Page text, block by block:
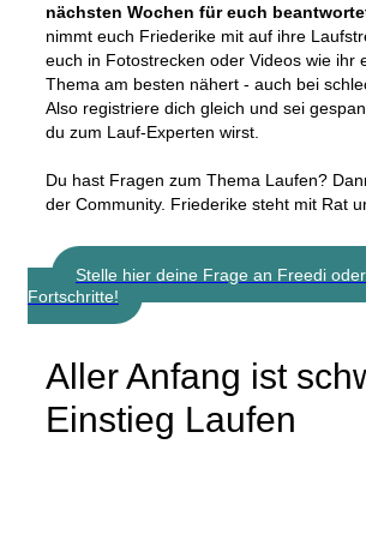
nächsten Wochen für euch
nimmt euch Friederike mit auf ihre
euch in Fotostrecken oder Videos wie ihr
Thema am besten nähert - auch bei
Also registriere dich gleich und sei
du zum Lauf-Experten wirst.
Du hast Fragen zum Thema Laufen?
der Community. Friederike steht mit Rat
Stelle hier deine Frage an Freedi
Fortschritte!
Aller Anfang ist
Einstieg Laufen